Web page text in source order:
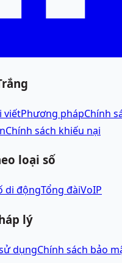
viếtPhương phápChính
Chính sách khiếu nại
loại số
di độngTổng đàiVoIP
lý
dụngChính sách bảo